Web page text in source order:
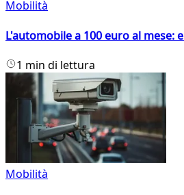
Mobilità
L'automobile a 100 euro al mese:
1 min di lettura
Mobilità